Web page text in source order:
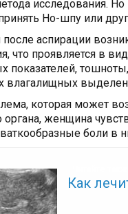
исследования.
Но-шпу или
аспирации
что проявляется в
показателей,
влагалищных
которая может
органа, женщина
боли в
Как